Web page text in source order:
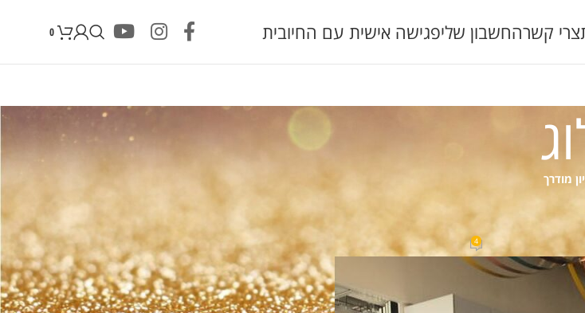
צרי קשרהחשבון שליפגישה אישית עם החיובית 0
מודרך
טיפולים
כשמרגישיםות דכדוך
On 02/11/2020
4